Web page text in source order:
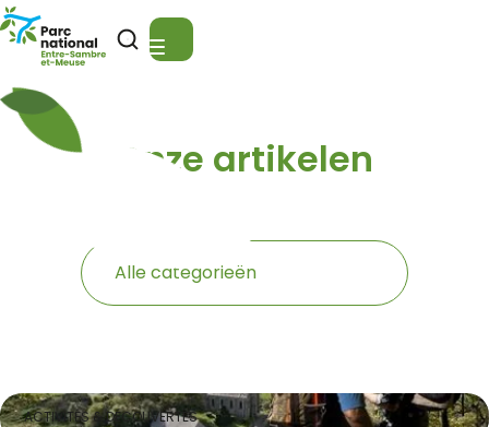
Nationaal Park Entre-Sambre-et-Meuse
Menu
Open zoeken
Onze artikelen
Catégories
Alle categorieën
news_list
ACTIVITÉS & DÉCOUVERTES